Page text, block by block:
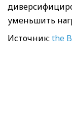
уменьшить
Источник: the